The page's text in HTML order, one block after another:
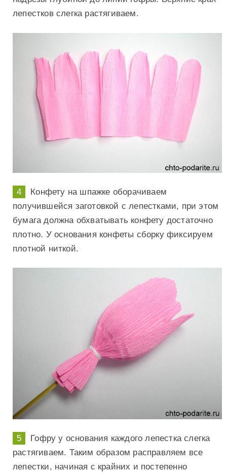
лепестков слегка растягиваем.
Конфету на шпажке оборачиваем
получившейся заготовкой с лепестками, при этом
бумага должна обхватывать конфету достаточно
плотно. У основания конфеты сборку фиксируем
плотной ниткой.
Гофру у основания каждого лепестка слегка
растягиваем. Таким образом расправляем все
лепестки, начиная с крайних и постепенно